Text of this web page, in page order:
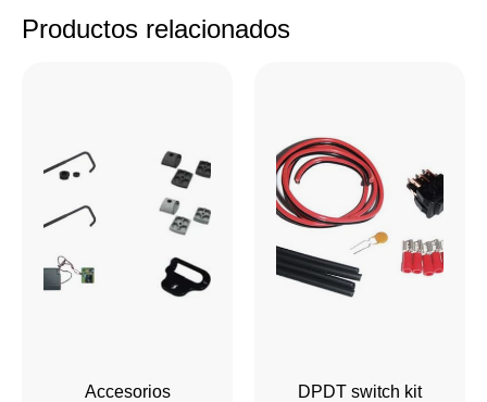
Productos relacionados
Accesorios DPDT switch kit